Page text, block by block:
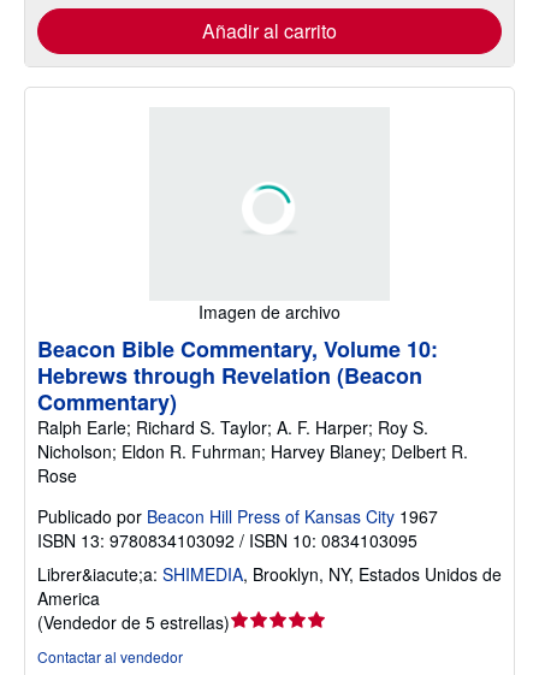
Añadir al carrito
Imagen de archivo
Beacon Bible Commentary, Volume 10:
Hebrews through Revelation (Beacon
Commentary)
Ralph Earle; Richard S. Taylor; A. F. Harper; Roy S.
Nicholson; Eldon R. Fuhrman; Harvey Blaney; Delbert R.
Rose
Publicado por Beacon Hill Press of Kansas City 1967
ISBN 13: 9780834103092 / ISBN 10: 0834103095
Librer&iacute;a: SHIMEDIA, Brooklyn, NY, Estados Unidos de
America
(Vendedor de 5 estrellas)Calificación
Contactar al vendedor